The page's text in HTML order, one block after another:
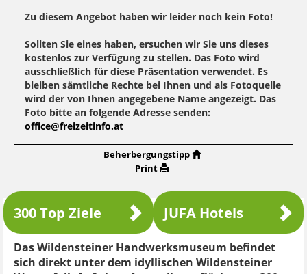
Zu diesem Angebot haben wir leider noch kein Foto!
Sollten Sie eines haben, ersuchen wir Sie uns dieses
kostenlos zur Verfügung zu stellen. Das Foto wird
ausschließlich für diese Präsentation verwendet. Es
bleiben sämtliche Rechte bei Ihnen und als Fotoquelle
wird der von Ihnen angegebene Name angezeigt. Das
Foto bitte an folgende Adresse senden:
office@freizeitinfo.at
Beherbergungstipp
Print
300 Top Ziele JUFA Hotels
Das Wildensteiner Handwerksmuseum befindet
sich direkt unter dem idyllischen Wildensteiner